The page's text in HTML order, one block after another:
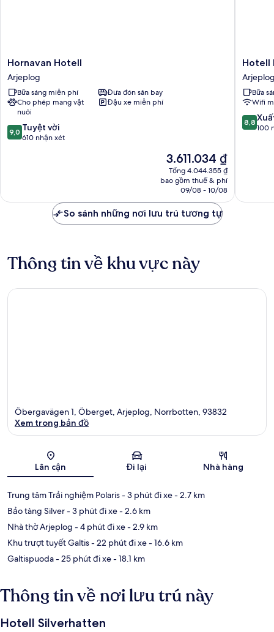
Hornavan
Hotell
Arjeplog
Hornavan Hotell
Arjeplog
Bữa sáng miễn phí
Đưa đón sân bay
Cho phép mang vật
nuôi
Đậu xe miễn phí
9.0
trên
xét
9,0 Tuyệt vời
610 nhận xét
Giá
hiện
tại
3.611.034 ₫
3.611.034 ₫
Tổng 4.044.355 ₫
bao gồm thuế & phí
09/08 - 10/08
Hotell
Lyktan
Arjeplog
Hotell
Bữa
Wifi
8.8
trên
8,8
100
So sánh những nơi lưu trú tương tự
Thông tin về khu vực này
Bản đồ
Öbergavägen 1, Öberget, Arjeplog, Norrbotten, 93832
Xem trong bản đồ
Lân cận Đi lại Nhà hàng
Trung tâm Trải nghiệm Polaris- 3 phút đi xe- 2.7 km
Bảo tàng Silver- 3 phút đi xe- 2.6 km
Nhà thờ Arjeplog - 4 phút đi xe- 2.9 km
Khu trượt tuyết Galtis- 22 phút đi xe- 16.6 km
Galtispuoda- 25 phút đi xe- 18.1 km
Thông tin về nơi lưu trú này
Hotell Silverhatten